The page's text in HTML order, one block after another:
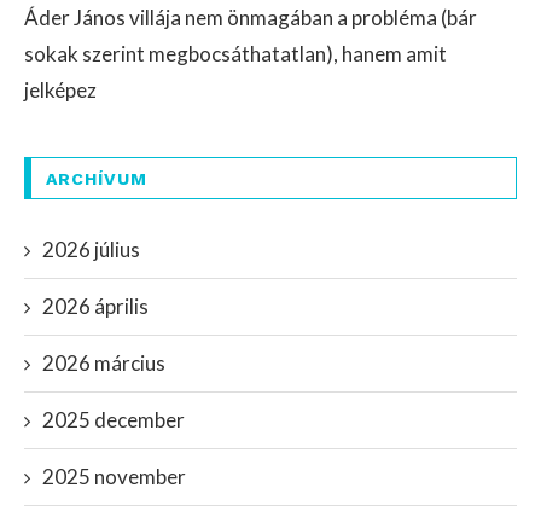
Áder János villája nem önmagában a probléma (bár
sokak szerint megbocsáthatatlan), hanem amit
jelképez
ARCHÍVUM
2026 július
2026 április
2026 március
2025 december
2025 november